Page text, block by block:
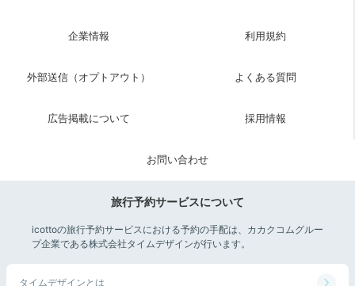
車窓や神社、宿など様々な場所で大自然を満喫した箱根
旅。たまには騒がしい都会から離れ、静かで心落ち着く
ひとときを2人で過ごしましょう。
企業情報 利用規約
外部送信（オプトアウト） よくある質問
広告掲載について 採用情報
お問い合わせ
旅行予約サービスについて
icottoの旅行予約サービスにおける予約の手配は、カカクコムグルー
プ企業である株式会社タイムデザインが行います。
タイムデザインとは